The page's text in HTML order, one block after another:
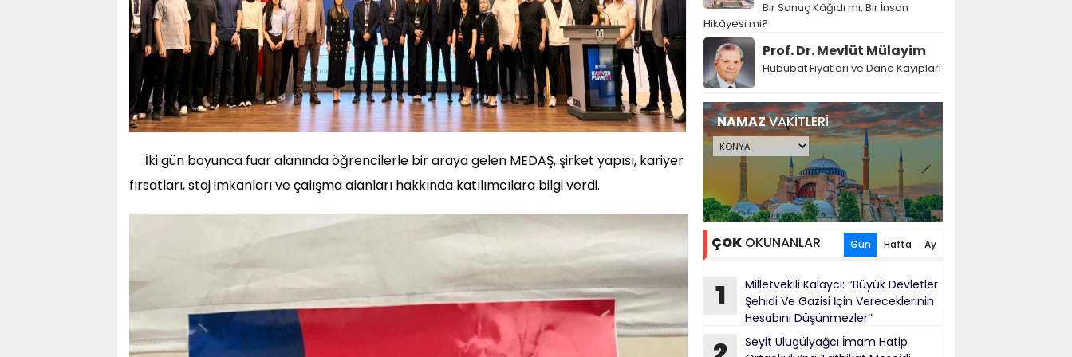
İki gün boyunca fuar alanında öğrencilerle bir araya gelen MEDAŞ, şirket yapısı, kariyer
fırsatları, staj imkanları ve çalışma alanları hakkında katılımcılara bilgi verdi.
Bir Sonuç Kâğıdı mı, Bir İnsan
Hikâyesi mi?
Prof. Dr. Mevlüt Mülayim
Hububat Fiyatları ve Dane Kayıpları
NAMAZVAKİTLERİ
ÇOK OKUNANLAR Gün Hafta Ay
1
Milletvekili Kalaycı: ‘’Büyük Devletler
Şehidi Ve Gazisi İçin Vereceklerinin
Hesabını Düşünmezler’’
Seyit Ulugülyağcı İmam Hatip